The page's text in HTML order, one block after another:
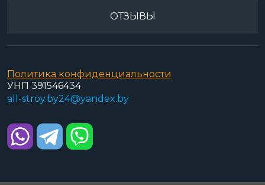
ОТЗЫВЫ
Политика конфиденциальности
УНП 391546434
all-stroy.by24@yandex.by